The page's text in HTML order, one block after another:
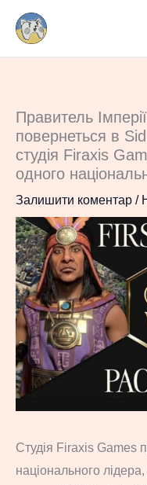
Перейти
вмісту
Правитель
повернеться в
студія Firaxis
одного
Залишити коментар /
Студія Firaxis Games
національного